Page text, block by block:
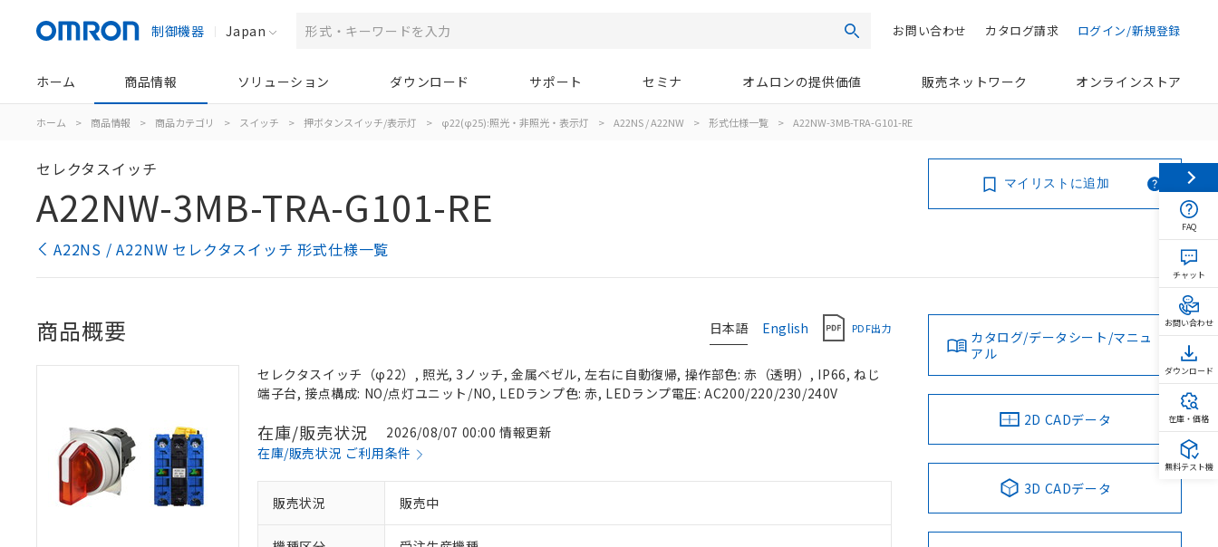
制御機器 Japan 検索 ログイン/新規登録
カタログ請求
お問い合わせ
ホーム 商品情報 ソリューション ダウンロード サポート セミナ オムロンの提供価値 販売ネットワーク オンラインストア
ホーム > 商品情報 > 商品カテゴリ > スイッチ > 押ボタンスイッチ/表示灯 > φ22(φ25):照光・非照光・表示灯 > A22NS / A22NW > 形式仕様一覧 > A22NW-3MB-TRA-G101-RE
セレクタスイッチ
A22NW-3MB-TRA-G101-RE
A22NS / A22NW セレクタスイッチ 形式仕様一覧
マイリストに追加
日本語 English PDF出力
商品概要
セレクタスイッチ（φ22）, 照光, 3ノッチ, 金属ベゼル, 左右に自動復帰, 操作部色: 赤（透明）, IP66, ねじ
端子台, 接点構成: NO/点灯ユニット/NO, LEDランプ色: 赤, LEDランプ電圧: AC200/220/230/240V
在庫/販売状況
2026/08/07 00:00 情報更新
在庫/販売状況 ご利用条件
販売状況 販売中
カタログ/データシート/マニュ
アル
2D CADデータ
3D CADデータ
FAQ
チャット
お問い合わせ
ダウンロード
在庫・価格
無料テスト機